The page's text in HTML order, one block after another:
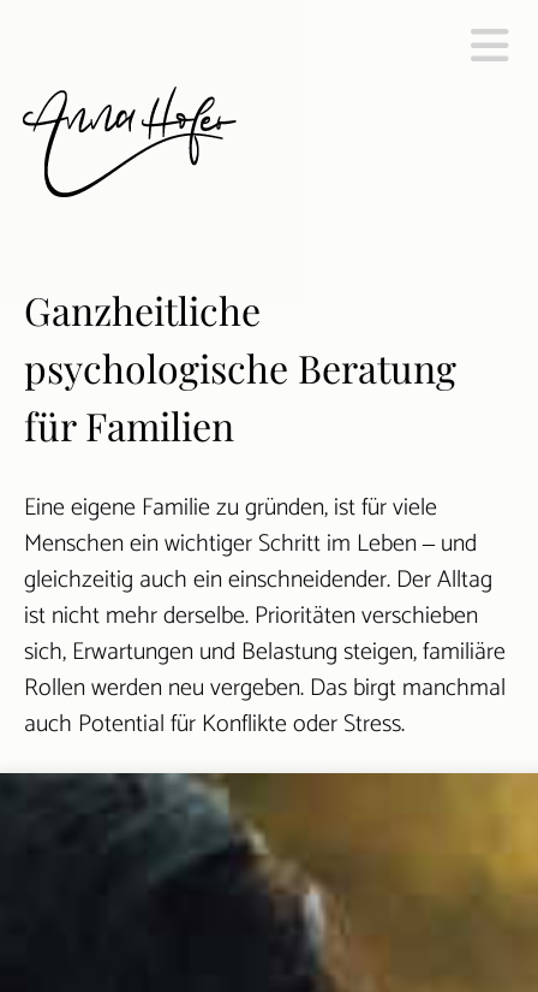
Ganzheitliche
psychologische Beratung
für Familien
Eine eigene Familie zu gründen, ist für viele
Menschen ein wichtiger Schritt im Leben ‒ und
gleichzeitig auch ein einschneidender. Der Alltag
ist nicht mehr derselbe. Prioritäten verschieben
sich, Erwartungen und Belastung steigen, familiäre
Rollen werden neu vergeben. Das birgt manchmal
auch Potential für Konflikte oder Stress.